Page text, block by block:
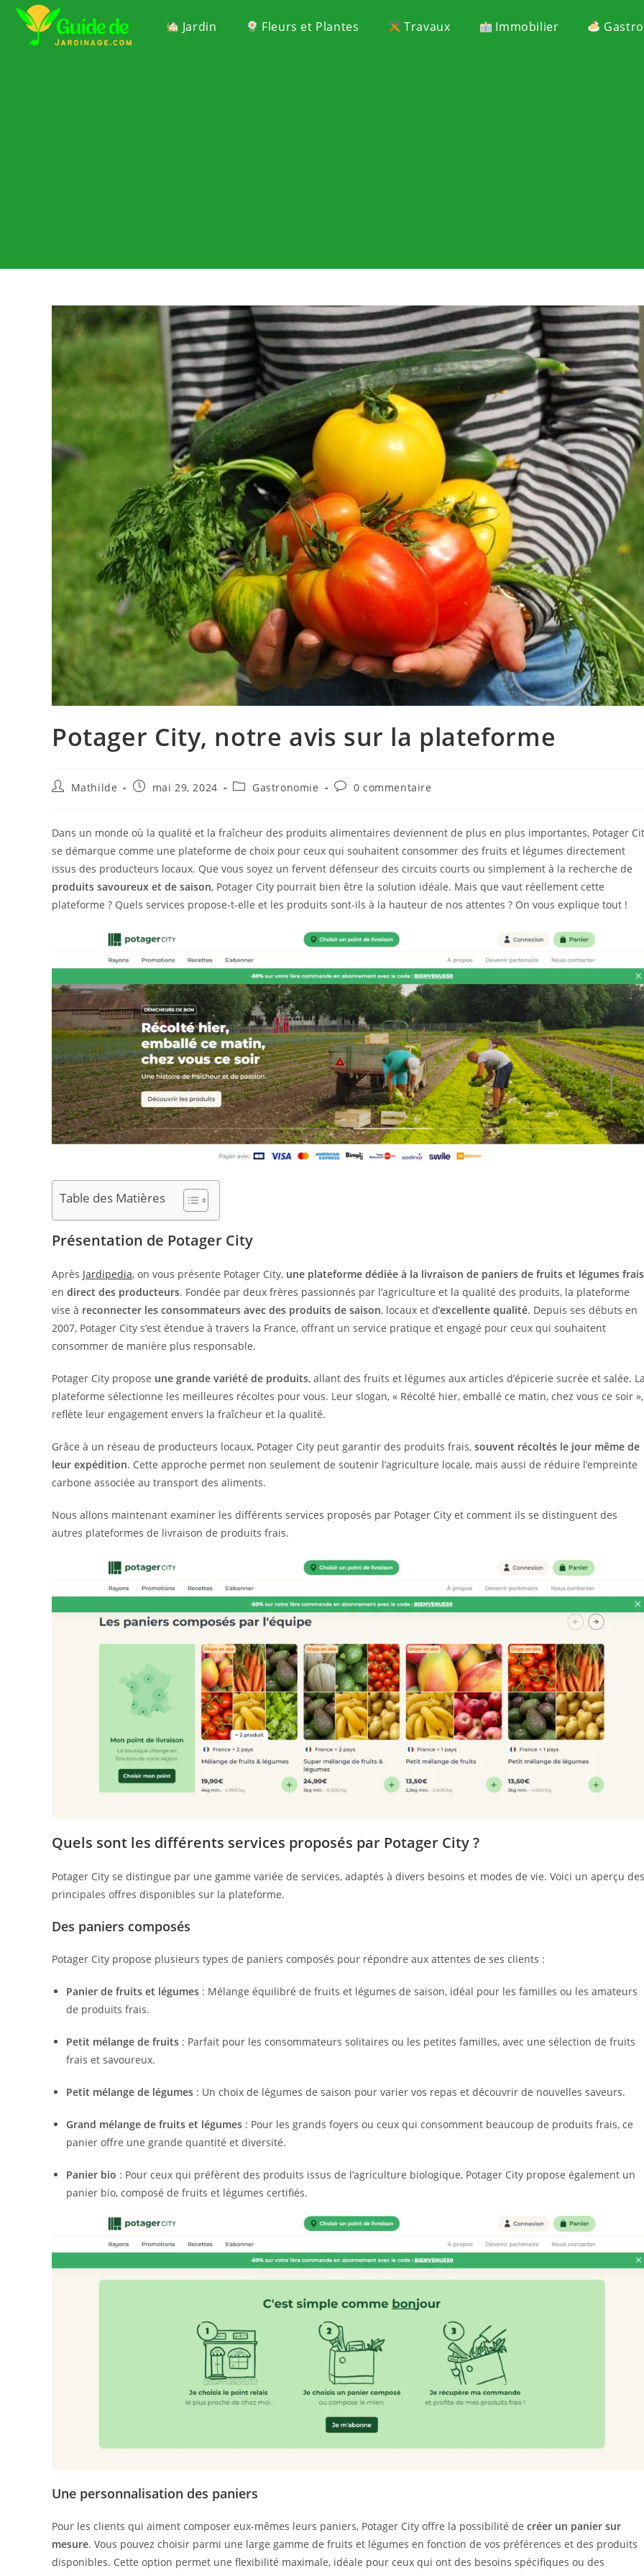
Jardin Fleurs et Plantes Travaux Immobilier
Potager City, notre avis sur la plateforme
Mathilde mai 29, 2024 Gastronomie 0 commentaire
Dans un monde où la qualité et la fraîcheur des produits alimentaires deviennent de plus en plus importantes, Potager
se démarque comme une plateforme de choix pour ceux qui souhaitent consommer des fruits et légumes directement
issus des producteurs locaux. Que vous soyez un fervent défenseur des circuits courts ou simplement à la recherche de
produits savoureux et de saison, Potager City pourrait bien être la solution idéale. Mais que vaut réellement cette
plateforme ? Quels services propose-t-elle et les produits sont-ils à la hauteur de nos attentes ? On vous explique tout !
Table des Matières
Présentation de Potager City
Après Jardipedia, on vous présente Potager City, une plateforme dédiée à la livraison de paniers de fruits et légumes frais
en direct des producteurs. Fondée par deux frères passionnés par l’agriculture et la qualité des produits, la plateforme
vise à reconnecter les consommateurs avec des produits de saison, locaux et d’excellente qualité. Depuis ses débuts en
2007, Potager City s’est étendue à travers la France, offrant un service pratique et engagé pour ceux qui souhaitent
consommer de manière plus responsable.
Potager City propose une grande variété de produits, allant des fruits et légumes aux articles d’épicerie sucrée et salée.
plateforme sélectionne les meilleures récoltes pour vous. Leur slogan, « Récolté hier, emballé ce matin, chez vous ce soir »,
reflète leur engagement envers la fraîcheur et la qualité.
Grâce à un réseau de producteurs locaux, Potager City peut garantir des produits frais, souvent récoltés le jour même de
leur expédition. Cette approche permet non seulement de soutenir l’agriculture locale, mais aussi de réduire l’empreinte
carbone associée au transport des aliments.
Nous allons maintenant examiner les différents services proposés par Potager City et comment ils se distinguent des
autres plateformes de livraison de produits frais.
Quels sont les différents services proposés par Potager City ?
Potager City se distingue par une gamme variée de services, adaptés à divers besoins et modes de vie. Voici un aperçu des
principales offres disponibles sur la plateforme.
Des paniers composés
Potager City propose plusieurs types de paniers composés pour répondre aux attentes de ses clients :
Panier de fruits et légumes : Mélange équilibré de fruits et légumes de saison, idéal pour les familles ou les amateurs
de produits frais.
Petit mélange de fruits : Parfait pour les consommateurs solitaires ou les petites familles, avec une sélection de fruits
frais et savoureux.
Petit mélange de légumes : Un choix de légumes de saison pour varier vos repas et découvrir de nouvelles saveurs.
Grand mélange de fruits et légumes : Pour les grands foyers ou ceux qui consomment beaucoup de produits frais, ce
panier offre une grande quantité et diversité.
Panier bio : Pour ceux qui préfèrent des produits issus de l’agriculture biologique, Potager City propose également un
panier bio, composé de fruits et légumes certifiés.
Une personnalisation des paniers
Pour les clients qui aiment composer eux-mêmes leurs paniers, Potager City offre la possibilité de créer un panier sur
mesure. Vous pouvez choisir parmi une large gamme de fruits et légumes en fonction de vos préférences et des produits
disponibles. Cette option permet une flexibilité maximale, idéale pour ceux qui ont des besoins spécifiques ou des